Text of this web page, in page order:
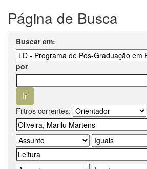
Página de Busca
Buscar em:
por
Filtros correntes: